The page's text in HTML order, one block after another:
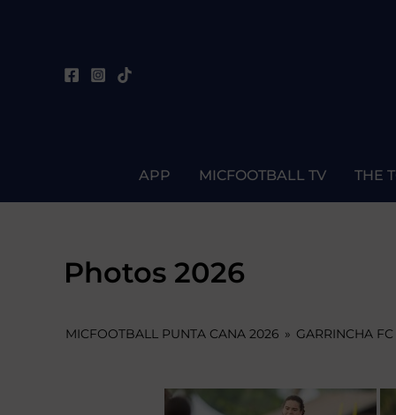
APP MICFOOTBALL TV THE
Photos 2026
MICFOOTBALL PUNTA CANA 2026 » GARRINCHA